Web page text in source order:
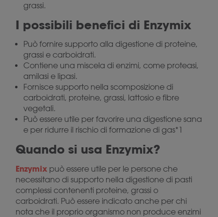
grassi.
I possibili benefici di Enzymix
Può fornire supporto alla digestione di proteine,
grassi e carboidrati.
Contiene una miscela di enzimi, come proteasi,
amilasi e lipasi.
Fornisce supporto nella scomposizione di
carboidrati, proteine, grassi, lattosio e fibre
vegetali.
Può essere utile per favorire una digestione sana
e per ridurre il rischio di formazione di gas*1
Quando si usa Enzymix?
Enzymix può essere utile per le persone che
necessitano di supporto nella digestione di pasti
complessi contenenti proteine, grassi o
carboidrati. Può essere indicato anche per chi
nota che il proprio organismo non produce enzimi